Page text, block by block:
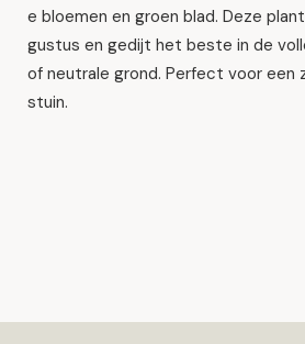
e bloemen en groen blad. Deze
gustus en gedijt het beste in de
of neutrale grond. Perfect voor een
stuin.